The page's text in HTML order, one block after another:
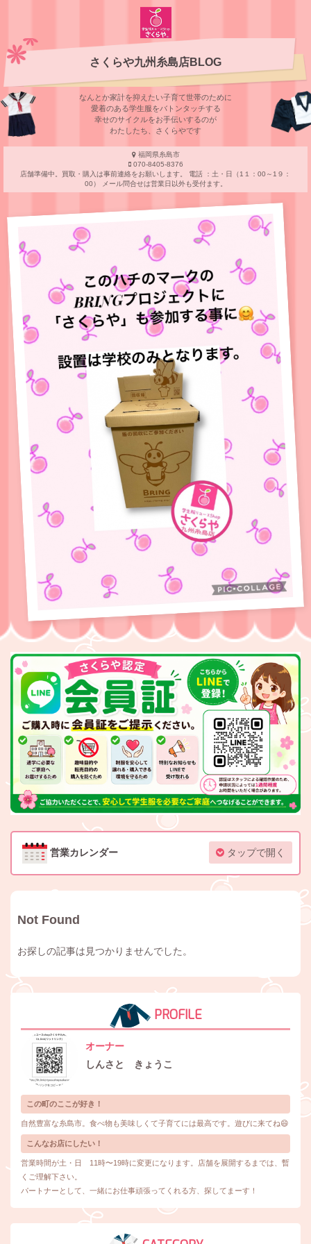
さくらや九州糸島店BLOG
なんとか家計を抑えたい子育て世帯のために
愛着のある学⽣服をバトンタッチする
幸せのサイクルをお⼿伝いするのが
わたしたち、さくらやです
福岡県糸島市
070-8405-8376
店舗準備中。買取・購入は事前連絡をお願いします。 電話 ：土・日（1１：00～1９：
00） メール問合せは営業日以外も受付ます。
営業カレンダー タップで開く
Not Found
お探しの記事は見つかりませんでした。
PROFILE
オーナー
しんさと きょうこ
この町のここが好き！
自然豊富な糸島市。食べ物も美味しくて子育てには最高です。遊びに来てね😄
こんなお店にしたい！
営業時間が土・日 11時〜19時に変更になります。店舗を展開するまでは、暫
くご理解下さい。
パートナーとして、一緒にお仕事頑張ってくれる方、探してまーす！